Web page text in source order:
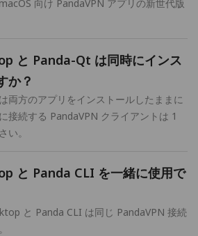
向け PandaVPN アプリの新世代版
と Panda-Qt は同時にインス
か？
両方のアプリをインストールしたままに
接続する PandaVPN クライアントは 1
い。
と Panda CLI を一緒に使用で
と Panda CLI は同じ PandaVPN 接続